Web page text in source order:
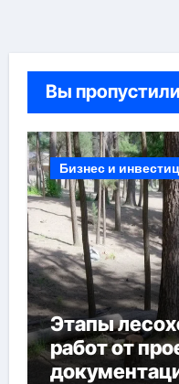
Вы пропустили
Бизнес и
Этапы
работ от